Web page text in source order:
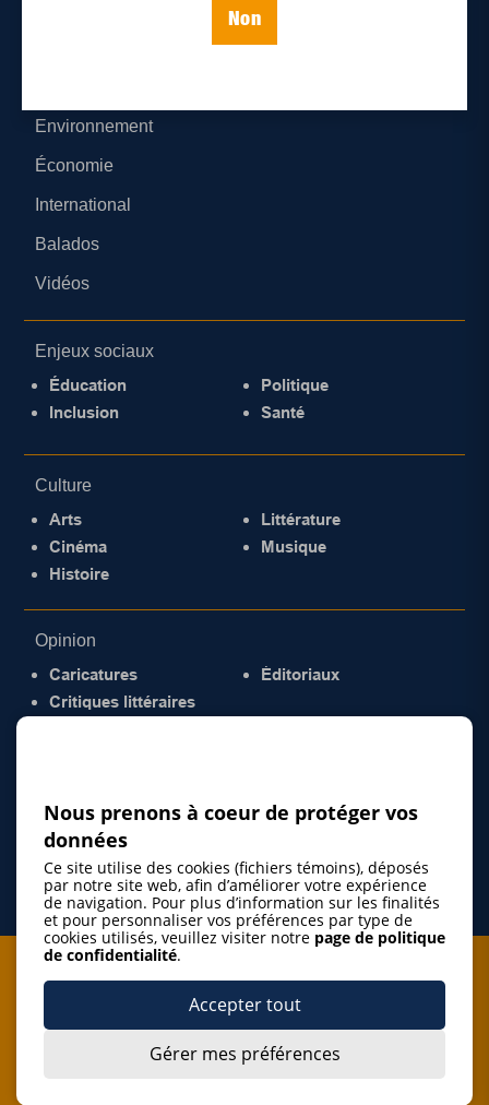
Non
Environnement
Économie
International
Balados
Vidéos
Enjeux sociaux
Éducation
Inclusion
Politique
Santé
Culture
Arts
Cinéma
Histoire
Littérature
Musique
Opinion
Caricatures
Critiques littéraires
Éditoriaux
Je m'abonne à l'infolettre
J’accepte de m’abonner à l’infolettre de La Gazette de la
Nous prenons à coeur de protéger vos
données
Ce site utilise des cookies (fichiers témoins), déposés
par notre site web, afin d’améliorer votre expérience
de navigation. Pour plus d’information sur les finalités
et pour personnaliser vos préférences par type de
cookies utilisés, veuillez visiter notre page de politique
de confidentialité.
Accepter tout
Gérer mes préférences